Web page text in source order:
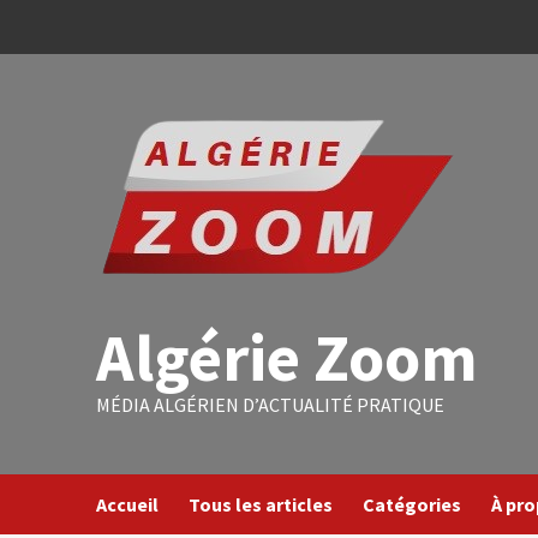
Algérie Zoom
MÉDIA ALGÉRIEN D’ACTUALITÉ PRATIQUE
Accueil Tous les articles Catégories À